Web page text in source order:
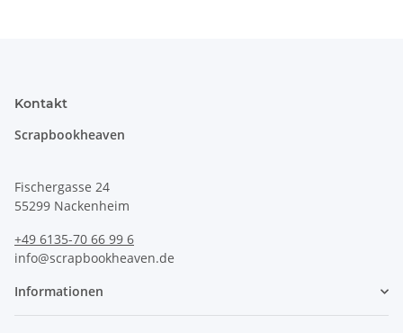
Kontakt
Scrapbookheaven
Fischergasse 24
55299 Nackenheim
+49 6135-70 66 99 6
info@scrapbookheaven.de
Informationen